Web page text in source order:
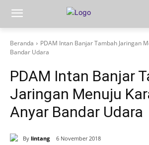
Beranda
PDAM Intan Banjar Tambah Jaringan
Bandar Udara
PDAM Intan Banjar
Jaringan Menuju
Anyar Bandar Udara
By lintang 6 November 2018